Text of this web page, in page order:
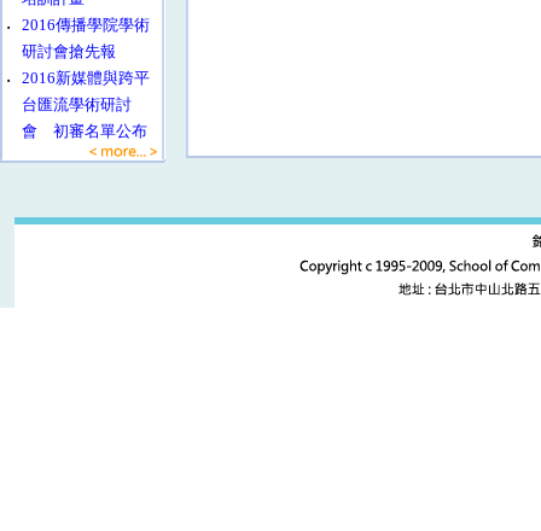
‧
2016傳播學院學術
研討會搶先報
‧
2016新媒體與跨平
台匯流學術研討
會 初審名單公布